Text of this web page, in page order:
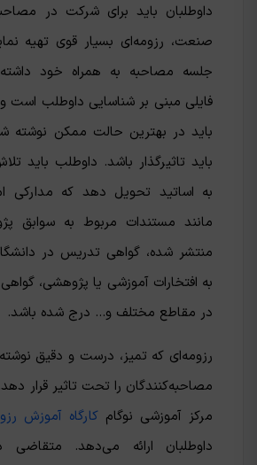
داوطلبان باید برای شرکت در
صنعت، رزومه‌ای بسیار قوی تهیه
جلسه مصاحبه به همراه خود
فایلی مبنی بر شناسایی داوطلب است
باید در بهترین حالت ممکن نوشته
باید تاثیرگذار باشد. داوطلب باید
به اساتید تحویل دهد که مدارکی
مانند مستندات مربوط به سوابق
منتشر شده، گواهی تدریس در
به افتخارات آموزشی یا پژوهشی، گواهی
در مقاطع مختلف و… درج شده باشد.
رزومه‌ای که تمیز، درست و دقیق
مصاحبه‌کنندگان را تحت تاثیر قرار
مرکز آموزشی نوگام کارگاه آموزش
داوطلبان ارائه می‌دهد. متقاضی